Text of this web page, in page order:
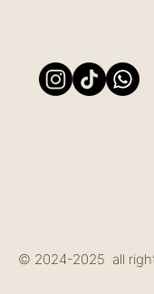
© 2024-2025 all